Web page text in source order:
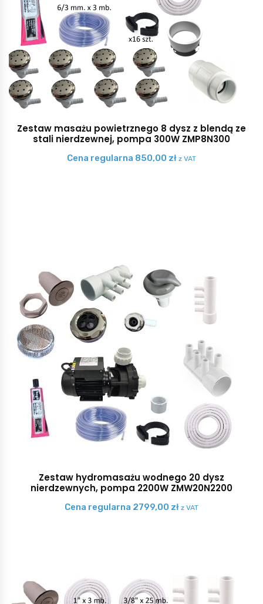
Zestaw masażu powietrznego 8 dysz z blendą ze
stali nierdzewnej, pompa 300W ZMP8N300
Cena regularna 850,00 zł z VAT
Zestaw hydromasażu wodnego 20 dysz
nierdzewnych, pompa 2200W ZMW20N2200
Cena regularna 2799,00 zł z VAT